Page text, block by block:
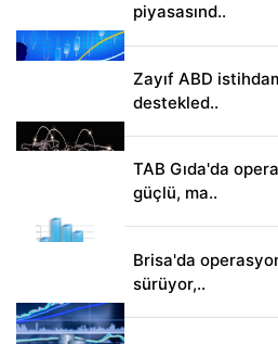
piyasasınd..
Zayıf ABD
destekled..
TAB Gıda'da
güçlü, ma..
Brisa'da
sürüyor,..